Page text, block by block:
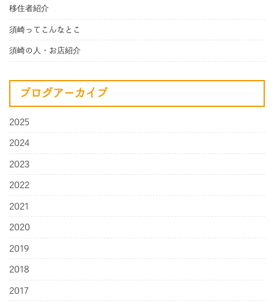
移住者紹介
須崎ってこんなとこ
須崎の人・お店紹介
ブログアーカイブ
2025
2024
2023
2022
2021
2020
2019
2018
2017